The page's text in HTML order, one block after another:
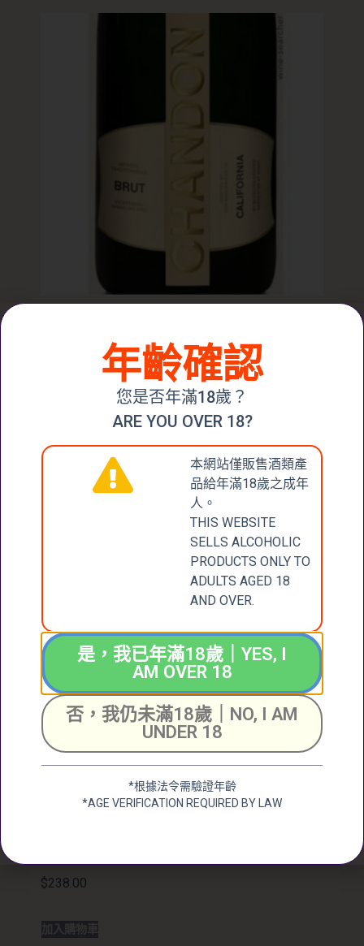
TRADITIONNELLE N.V.
$238.00
加入購物車
年齡確認
您是否年滿18歲？
ARE YOU OVER 18?
本網站僅販售酒類產
品給年滿18歲之成年
人。
THIS WEBSITE
SELLS ALCOHOLIC
PRODUCTS ONLY TO
ADULTS AGED 18
AND OVER.
是，我已年滿18歲｜YES, I
AM OVER 18
否，我仍未滿18歲｜NO, I AM
UNDER 18
*根據法令需驗證年齡
*AGE VERIFICATION REQUIRED BY LAW